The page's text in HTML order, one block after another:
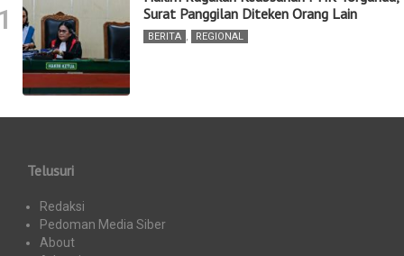
Surat Panggilan Diteken Orang Lain
BERITA , REGIONAL
Telusuri
Redaksi
Pedoman Media Siber
About